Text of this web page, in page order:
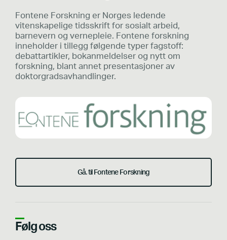
Fontene Forskning er Norges ledende
vitenskapelige tidsskrift for sosialt arbeid,
barnevern og vernepleie. Fontene forskning
inneholder i tillegg følgende typer fagstoff:
debattartikler, bokanmeldelser og nytt om
forskning, blant annet presentasjoner av
doktorgradsavhandlinger.
Gå. til Fontene Forskning
Følg oss